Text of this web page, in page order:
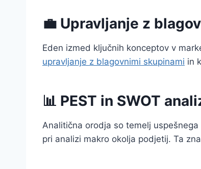
💼 Upravljanje z
Eden izmed ključnih konceptov v
upravljanje z blagovnimi skupinami in
📊 PEST in SWOT
Analitična orodja so temelj
pri analizi makro okolja podjetij. Ta